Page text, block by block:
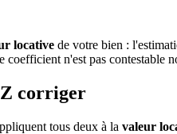
locative de votre bien :
coefficient n'est pas contestable
corriger
tous deux à la valeur